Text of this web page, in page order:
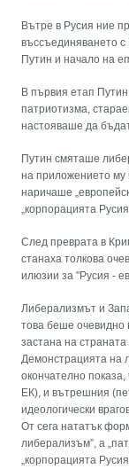
Вътре в Русия ние
въссъединяването
Путин и начало на
В първия етап
патриотизма,
настояваше да
Путин смяташе
на приложението му
наричаше
„корпорацията
След преврата в
станаха толкова
илюзии за "Русия -
Либерализмът и
това беше очевидно
застана на
Демонстрацията на
окончателно
ЕК), и вътрешния
идеологически
От сега нататък
либерализъм”, а
„корпорацията